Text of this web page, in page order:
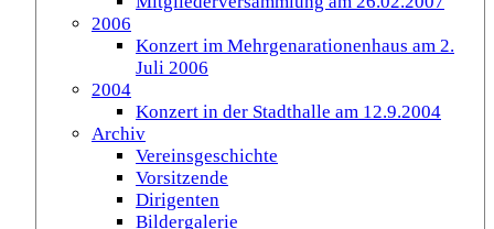
2006
Konzert im Mehrgenarationenhaus am 2.
Juli 2006
2004
Konzert in der Stadthalle am 12.9.2004
Archiv
Vereinsgeschichte
Vorsitzende
Dirigenten
Bildergalerie